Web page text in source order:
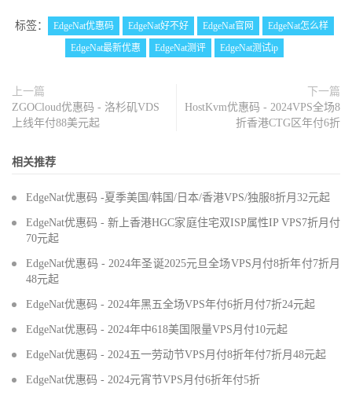
标签： EdgeNat优惠码 EdgeNat好不好 EdgeNat官网
EdgeNat怎么样
EdgeNat最新优惠
EdgeNat测评 EdgeNat测试ip
上一篇
ZGOCloud优惠码 - 洛杉矶VDS
上线年付88美元起
下一篇
HostKvm优惠码 - 2024VPS全场8
折香港CTG区年付6折
相关推荐
EdgeNat优惠码 -夏季美国/韩国/日本/香港VPS/独服8折月32元起
EdgeNat优惠码 - 新上香港HGC家庭住宅双ISP属性IP VPS7折月付
70元起
EdgeNat优惠码 - 2024年圣诞2025元旦全场VPS月付8折年付7折月
48元起
EdgeNat优惠码 - 2024年黑五全场VPS年付6折月付7折24元起
EdgeNat优惠码 - 2024年中618美国限量VPS月付10元起
EdgeNat优惠码 - 2024五一劳动节VPS月付8折年付7折月48元起
EdgeNat优惠码 - 2024元宵节VPS月付6折年付5折